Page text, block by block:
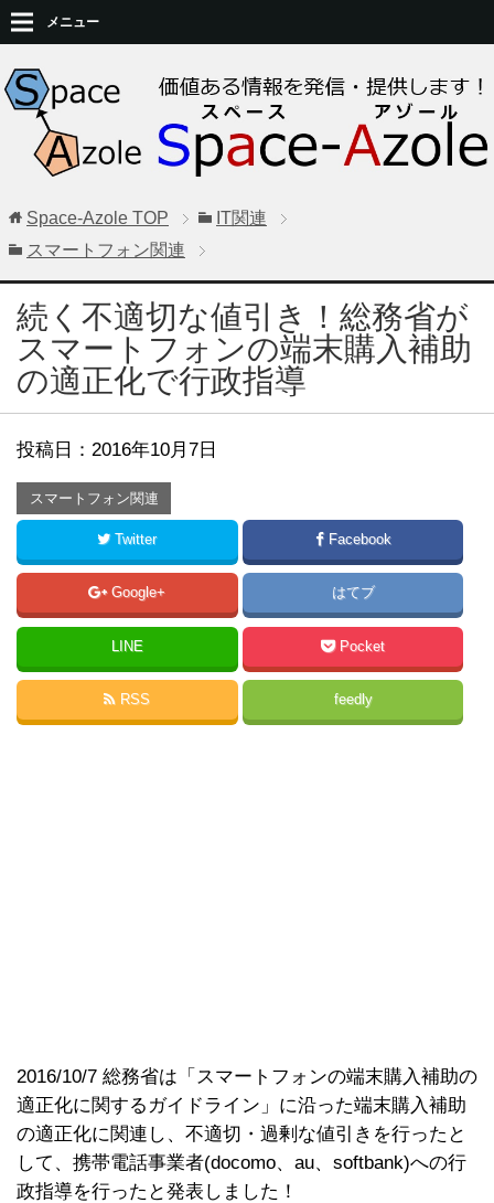
メニュー
Space-Azole TOP
IT関連
スマートフォン関連
続く不適切な値引き！総務省が
スマートフォンの端末購入補助
の適正化で行政指導
投稿日： 2016年10月7日
スマートフォン関連
Twitter Facebook
Google+ はてブ
LINE Pocket
RSS feedly
2016/10/7 総務省は「スマートフォンの端末購入補助の
適正化に関するガイドライン」に沿った端末購入補助
の適正化に関連し、不適切・過剰な値引きを行ったと
して、携帯電話事業者(docomo、au、softbank)への行
政指導を行ったと発表しました！